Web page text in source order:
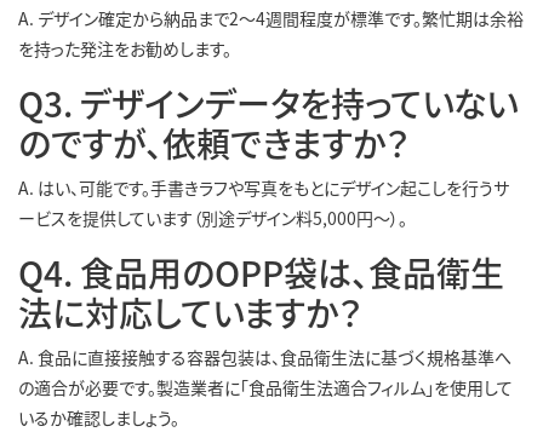
A. デザイン確定から納品まで2〜4週間程度が標準です。繁忙期は余裕
を持った発注をお勧めします。
Q3. デザインデータを持っていない
のですが、依頼できますか？
A. はい、可能です。手書きラフや写真をもとにデザイン起こしを行うサ
ービスを提供しています（別途デザイン料5,000円〜）。
Q4. 食品用のOPP袋は、食品衛生
法に対応していますか？
A. 食品に直接接触する容器包装は、食品衛生法に基づく規格基準へ
の適合が必要です。製造業者に「食品衛生法適合フィルム」を使用して
いるか確認しましょう。